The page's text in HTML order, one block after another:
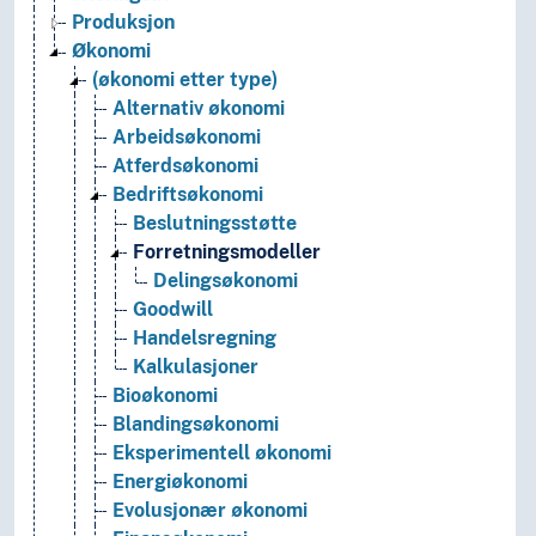
Produksjon
Økonomi
(økonomi etter type)
Alternativ økonomi
Arbeidsøkonomi
Atferdsøkonomi
Bedriftsøkonomi
Beslutningsstøtte
Forretningsmodeller
Delingsøkonomi
Goodwill
Handelsregning
Kalkulasjoner
Bioøkonomi
Blandingsøkonomi
Eksperimentell økonomi
Energiøkonomi
Evolusjonær økonomi